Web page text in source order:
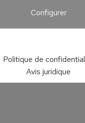
Configurer
Politique de
Avis juridique